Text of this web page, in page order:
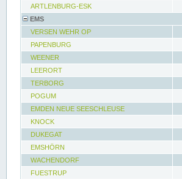
ARTLENBURG-ESK
EMS
VERSEN WEHR OP
PAPENBURG
WEENER
LEERORT
TERBORG
POGUM
EMDEN NEUE SEESCHLEUSE
KNOCK
DUKEGAT
EMSHÖRN
WACHENDORF
FUESTRUP